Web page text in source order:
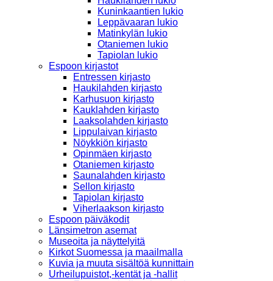
Kuninkaantien lukio
Leppävaaran lukio
Matinkylän lukio
Otaniemen lukio
Tapiolan lukio
Espoon kirjastot
Entressen kirjasto
Haukilahden kirjasto
Karhusuon kirjasto
Kauklahden kirjasto
Laaksolahden kirjasto
Lippulaivan kirjasto
Nöykkiön kirjasto
Opinmäen kirjasto
Otaniemen kirjasto
Saunalahden kirjasto
Sellon kirjasto
Tapiolan kirjasto
Viherlaakson kirjasto
Espoon päiväkodit
Länsimetron asemat
Museoita ja näyttelyitä
Kirkot Suomessa ja maailmalla
Kuvia ja muuta sisältöä kunnittain
Urheilupuistot,-kentät ja -hallit